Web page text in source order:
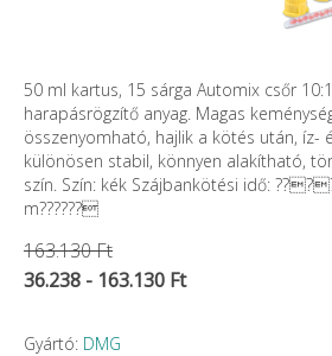
50 ml kartus, 15 sárga Automix csőr
harapásrögzítő anyag. Magas
összenyomható, hajlik a kötés után, íz-
különösen stabil, könnyen alakítható,
szín. Szín: kék Szájbankötési idő:
m??????
163.130 Ft
36.238 - 163.130 Ft
Gyártó: DMG